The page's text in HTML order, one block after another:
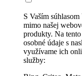
S Vaším
mimo našej
produkty. Na
osobné údaje s
využívame ich
služby: